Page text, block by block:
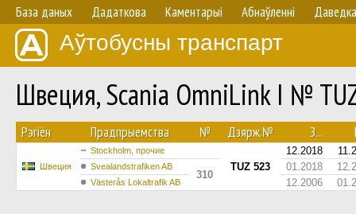
База даных Дадаткова Каментарыі Абнаўленнi Даведка
Аўтобусны транспарт
Швеция, Scania OmniLink I №
Рэгіён Прадпрыемства № Дзярж.№ З...
Швеция
Stockholm, прочие
TUZ 523
12.2018
Svealandstrafiken AB
310
01.2018
Västerås Lokaltrafik AB 12.2006